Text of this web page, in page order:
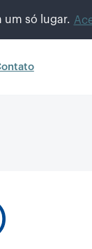
um só lugar.